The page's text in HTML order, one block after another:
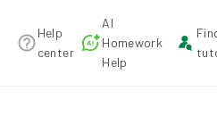
Help
center
AI
Homework
Help